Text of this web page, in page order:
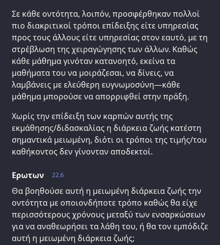
Σε κάθε οντότητα, λοιπόν, προσφέρθηκαν πολλοί
πιο διακριτικοί τρόποι επίδειξης είτε υπηρεσίας
προς τους άλλους είτε υπηρεσίας στον εαυτό, με τη
στρέβλωση της χειραγώγησης των άλλων. Καθώς
κάθε μάθημα γινόταν κατανοητό, εκείνα τα
μαθήματα του να μοιράζεσαι, να δίνεις, να
λαμβάνεις με ελεύθερη ευγνωμοσύνη—κάθε
μάθημα μπορούσε να απορριφθεί στην πράξη.
Χωρίς την επίδειξη των καρπών αυτής της
εκμάθησης/διδασκαλίας η διάρκεια ζωής κατέστη
σημαντικά μειωμένη, διότι οι τρόποι της τιμής/του
καθήκοντος δεν γίνονταν αποδεκτοί.
22.6
Ερωτων
Θα βοηθούσε αυτή η μειωμένη διάρκεια ζωής την
οντότητα με οποιονδήποτε τρόπο καθώς θα είχε
περισσότερους χρόνους μεταξύ των ενσαρκώσεων
για να αναθεωρήσει τα λάθη του, ή θα τον εμπόδιζε
αυτή η μειωμένη διάρκεια ζωής;